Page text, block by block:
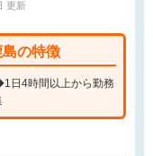
更新
の特徴
日4時間以上から勤務